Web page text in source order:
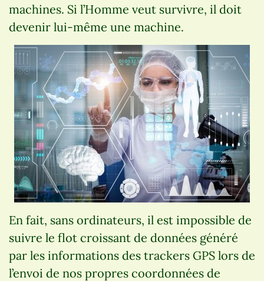
machines. Si l’Homme veut survivre, il doit
devenir lui-même une machine.
En fait, sans ordinateurs, il est impossible de
suivre le flot croissant de données généré
par les informations des trackers GPS lors de
l’envoi de nos propres coordonnées de